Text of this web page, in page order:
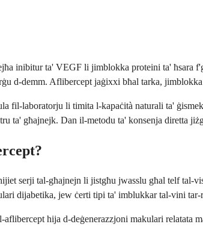
inibitur ta' VEGF li jimblokka proteini ta'
d-demm. Aflibercept jaġixxi bħal tarka,
fil-laboratorju li timita l-kapaċità naturali ta'
ta' għajnejk. Dan il-metodu ta' konsenja diretta
serji tal-għajnejn li jistgħu jwasslu għal telf tal-
dijabetika, jew ċerti tipi ta' imblukkar tal-vini tar-
hija d-deġenerazzjoni makulari